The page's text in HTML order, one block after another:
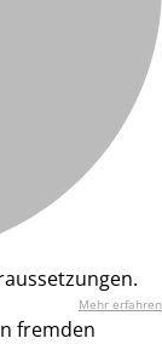
Mehr erfahren
fremden